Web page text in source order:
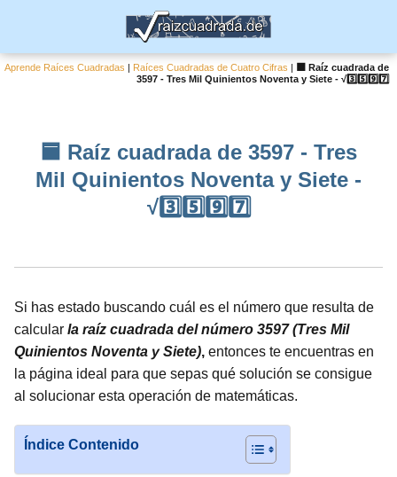
Aprende Raíces Cuadradas | Raíces Cuadradas de Cuatro Cifras |
🟦 Raíz cuadrada de
3597 - Tres Mil Quinientos Noventa y Siete - √3️⃣5️⃣9️⃣7️⃣
🟦 Raíz cuadrada de 3597 - Tres
Mil Quinientos Noventa y Siete -
√3️⃣5️⃣9️⃣7️⃣
Si has estado buscando cuál es el número que resulta de
calcular la raíz cuadrada del número 3597 (Tres Mil
Quinientos Noventa y Siete), entonces te encuentras en
la página ideal para que sepas qué solución se consigue
al solucionar esta operación de matemáticas.
Índice Contenido